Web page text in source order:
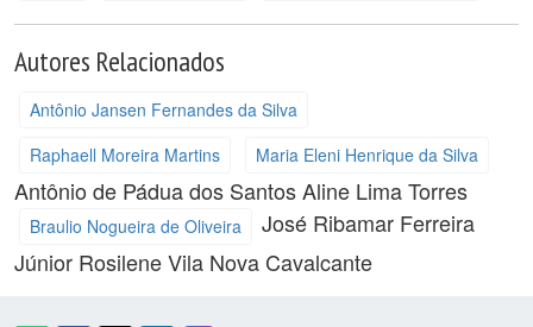
Autores Relacionados
Antônio Jansen Fernandes da Silva
Raphaell Moreira Martins
Maria Eleni Henrique da Silva
Antônio de Pádua dos SantosAline Lima Torres
Braulio Nogueira de Oliveira
José Ribamar Ferreira
Júnior Rosilene Vila Nova Cavalcante